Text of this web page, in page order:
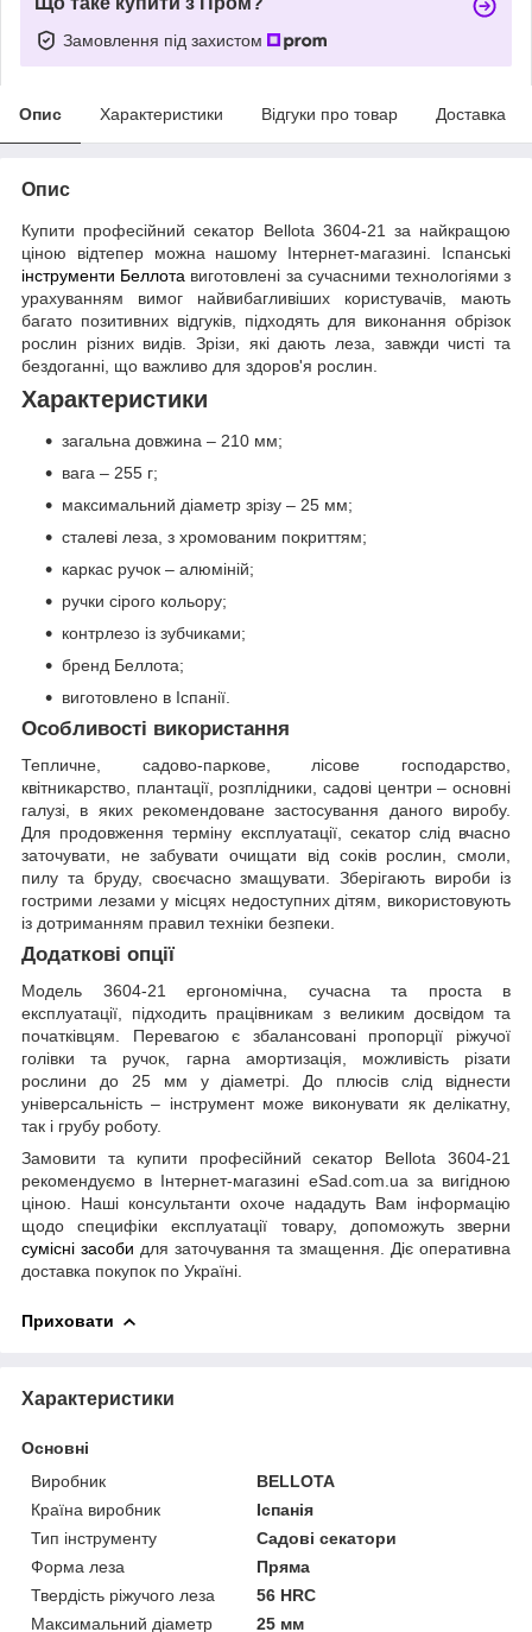
Замовлення під захистом
Опис Характеристики Відгуки про товар Доставка
Опис
Купити професійний секатор Bellota 3604-21 за найкращою
ціною відтепер можна нашому Інтернет-магазині. Іспанські
інструменти Беллота виготовлені за сучасними технологіями з
урахуванням вимог найвибагливіших користувачів, мають
багато позитивних відгуків, підходять для виконання обрізок
рослин різних видів. Зрізи, які дають леза, завжди чисті та
бездоганні, що важливо для здоров'я рослин.
Характеристики
загальна довжина – 210 мм;
вага – 255 г;
максимальний діаметр зрізу – 25 мм;
сталеві леза, з хромованим покриттям;
каркас ручок – алюміній;
ручки сірого кольору;
контрлезо із зубчиками;
бренд Беллота;
виготовлено в Іспанії.
Особливості використання
Тепличне, садово-паркове, лісове господарство,
квітникарство, плантації, розплідники, садові центри – основні
галузі, в яких рекомендоване застосування даного виробу.
Для продовження терміну експлуатації, секатор слід вчасно
заточувати, не забувати очищати від соків рослин, смоли,
пилу та бруду, своєчасно змащувати. Зберігають вироби із
гострими лезами у місцях недоступних дітям, використовують
із дотриманням правил техніки безпеки.
Додаткові опції
Модель 3604-21 ергономічна, сучасна та проста в
експлуатації, підходить працівникам з великим досвідом та
початківцям. Перевагою є збалансовані пропорції ріжучої
голівки та ручок, гарна амортизація, можливість різати
рослини до 25 мм у діаметрі. До плюсів слід віднести
універсальність – інструмент може виконувати як делікатну,
так і грубу роботу.
Замовити та купити професійний секатор Bellota 3604-21
рекомендуємо в Інтернет-магазині eSad.com.ua за вигідною
ціною. Наші консультанти охоче нададуть Вам інформацію
щодо специфіки експлуатації товару, допоможуть зверни
сумісні засоби для заточування та змащення. Діє оперативна
доставка покупок по Україні.
Приховати
Характеристики
Основні
Виробник
BELLOTA
Країна виробник
Іспанія
Тип інструменту
Садові секатори
Форма леза
Пряма
Твердість ріжучого леза
56 HRC
Максимальний діаметр
25 мм